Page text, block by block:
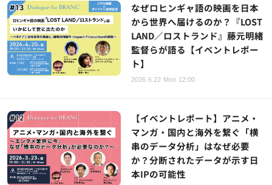
なぜロヒンギャ語の映画を日本
から世界へ届けるのか？『LOST
LAND／ロストランド』藤元明緒
監督らが語る【イベントレポー
ト】
2026.6.22 Mon 12:00
【イベントレポート】アニメ・
マンガ・国内と海外を繋ぐ「横
串のデータ分析」はなぜ必要
か？分断されたデータが示す日
本IPの可能性